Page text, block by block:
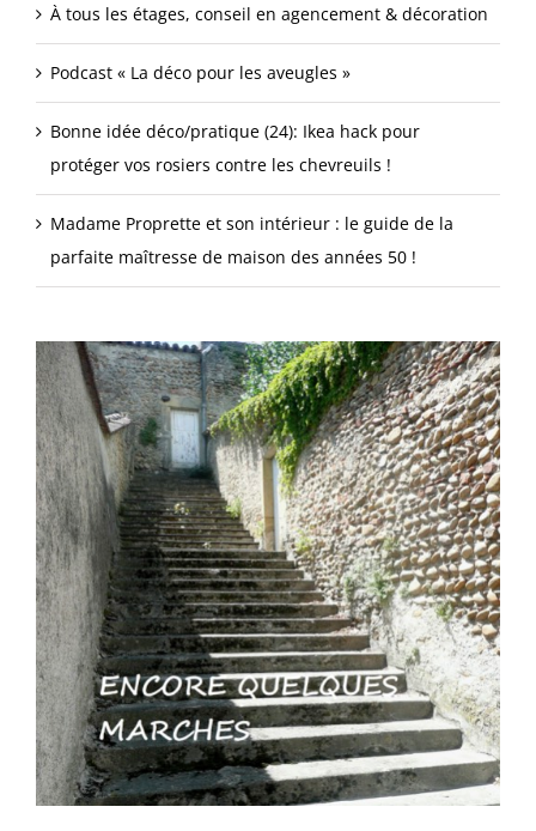
À tous les étages, conseil en agencement & décoration
Podcast « La déco pour les aveugles »
Bonne idée déco/pratique (24): Ikea hack pour
protéger vos rosiers contre les chevreuils !
Madame Proprette et son intérieur : le guide de la
parfaite maîtresse de maison des années 50 !